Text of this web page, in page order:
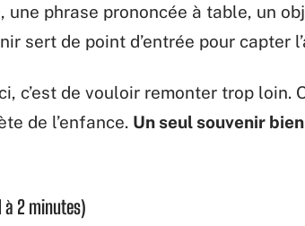
une phrase prononcée à table, un
sert de point d’entrée pour capter
c’est de vouloir remonter trop loin.
de l’enfance. Un seul souvenir
à 2 minutes)